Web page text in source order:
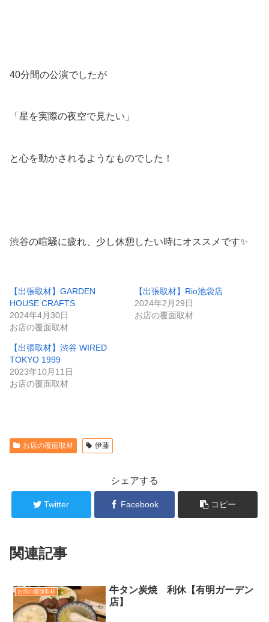
40分間の公演でしたが
「星を実際の夜空で見たい」
と心を動かされるようなものでした！
渋谷の喧騒に疲れ、少し休憩したい時にオススメです✨
【出張取材】GARDEN
HOUSE CRAFTS
2024年4月30日
お店の覆面取材
【出張取材】Rio池袋店
2024年2月29日
お店の覆面取材
【出張取材】渋谷 WIRED
TOKYO 1999
2023年10月11日
お店の覆面取材
お店の覆面取材 伊藤
シェアする
Twitter Facebook コピー
関連記事
お店の覆面取材
牛タン炭焼 利休【有明ガーデン
店】